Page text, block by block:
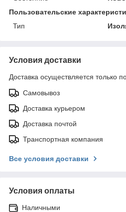
Пользовательские
Тип
Условия доставки
Доставка осуществляется только
Самовывоз
Доставка курьером
Доставка почтой
Транспортная компания
Все условия доставки
Условия оплаты
Наличными